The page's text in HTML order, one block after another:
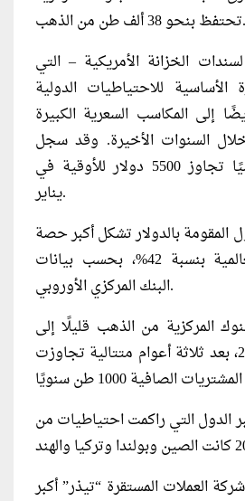
تحتفظ بنحو 38 ألف طن من الذهب.
الخزانة الأمريكية – التي
الأساسية للاحتياطيات الدولية
إلى المكاسب السعرية الكبيرة
السنوات الأخيرة. وقد سجل
الذهب مستوى قياسيًا تجاوز 5500 دولار للأوقية في
يناير.
المقومة بالدولار تشكل أكبر حصة
من الاحتياطيات العالمية بنسبة 42%، بحسب بيانات
البنك المركزي الأوروبي.
المركزية من الذهب قليلًا إلى
850 طنًا في عام 2025، بعد ثلاثة أعوام متتالية تجاوزت
الدول التي راكمت احتياطيات من
العملات المستقرة “تيذر” أكبر